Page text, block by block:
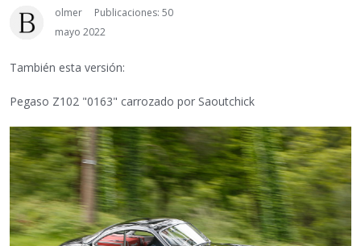
olmer
Publicaciones: 50
mayo 2022
También esta versión:
Pegaso Z102 "0163" carrozado por Saoutchick